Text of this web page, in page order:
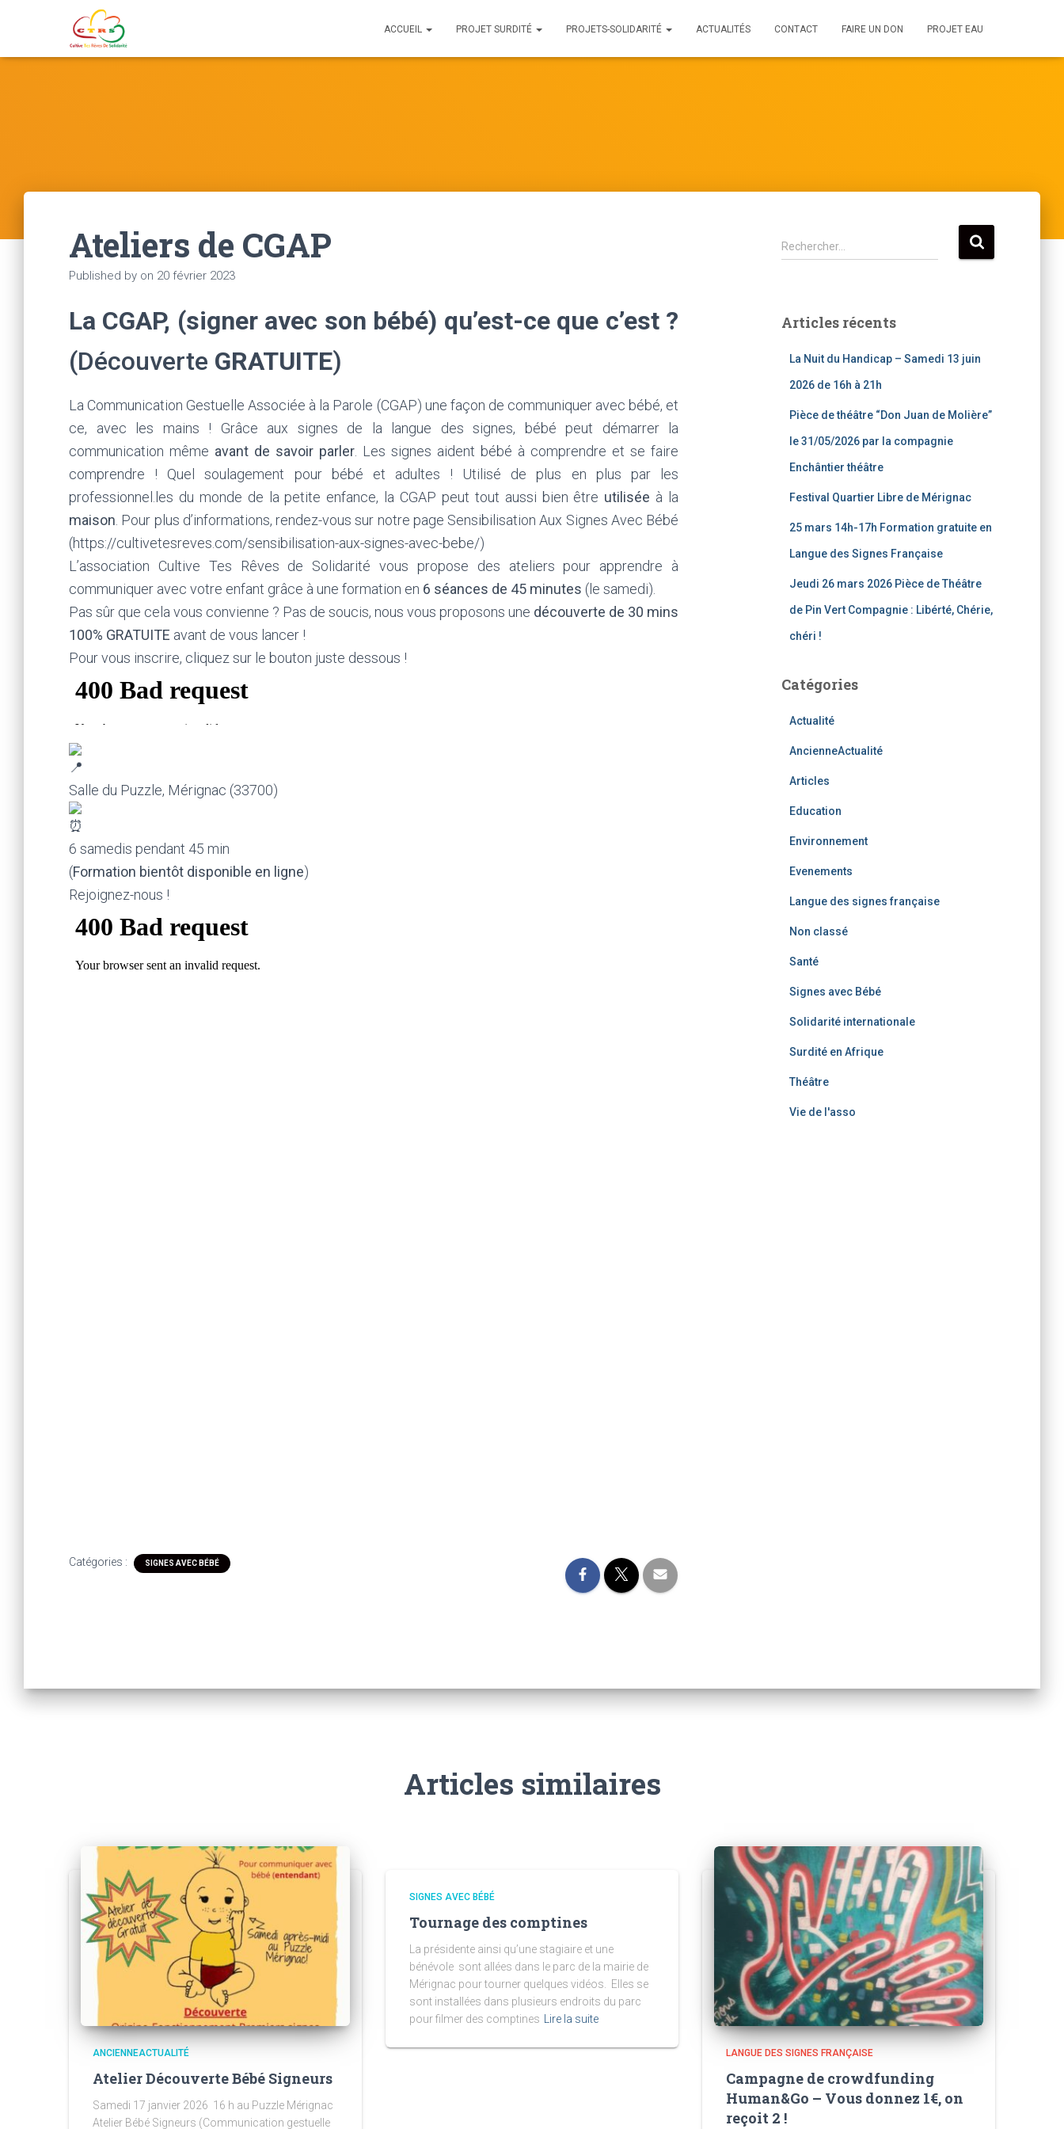
ACCUEIL PROJET SURDITÉ PROJETS-SOLIDARITÉ ACTUALITÉS CONTACT FAIRE UN DON PROJET EAU
Ateliers de CGAP
Published by on 20 février 2023
La CGAP, (signer avec son bébé) qu’est-ce que c’est ?
(Découverte GRATUITE)
La Communication Gestuelle Associée à la Parole (CGAP) une façon de communiquer avec bébé, et
ce, avec les mains ! Grâce aux signes de la langue des signes, bébé peut démarrer la
communication même avant de savoir parler . Les signes aident bébé à comprendre et se faire
comprendre ! Quel soulagement pour bébé et adultes ! Utilisé de plus en plus par les
professionnel.les du monde de la petite enfance, la CGAP peut tout aussi bien être utilisée à la
maison . Pour plus d’informations, rendez-vous sur notre page Sensibilisation Aux Signes Avec Bébé
(https://cultivetesreves.com/sensibilisation-aux-signes-avec-bebe/)
L’association Cultive Tes Rêves de Solidarité vous propose des ateliers pour apprendre à
communiquer avec votre enfant grâce à une formation en 6 séances de 45 minutes (le samedi).
Pas sûr que cela vous convienne ? Pas de soucis, nous vous proposons une découverte de 30 mins
100% GRATUITE avant de vous lancer !
Pour vous inscrire, cliquez sur le bouton juste dessous !
Salle du Puzzle, Mérignac (33700)
6 samedis pendant 45 min
(Formation bientôt disponible en ligne)
Rejoignez-nous !
Catégories : SIGNES AVEC BÉBÉ
R
e
r
Rechercher…
Articles récents
La Nuit du Handicap – Samedi 13 juin
2026 de 16h à 21h
Pièce de théâtre “Don Juan de Molière”
le 31/05/2026 par la compagnie
Enchântier théâtre
Festival Quartier Libre de Mérignac
25 mars 14h-17h Formation gratuite en
Langue des Signes Française
Jeudi 26 mars 2026 Pièce de Théâtre
de Pin Vert Compagnie : Libérté, Chérie,
chéri !
Catégories
Actualité
AncienneActualité
Articles
Education
Environnement
Evenements
Langue des signes française
Non classé
Santé
Signes avec Bébé
Solidarité internationale
Surdité en Afrique
Théâtre
Vie de l'asso
Articles similaires
ANCIENNEACTUALITÉ
Atelier Découverte Bébé Signeurs
Samedi 17 janvier 2026 16 h au Puzzle Mérignac
Atelier Bébé Signeurs (Communication gestuelle
SIGNES AVEC BÉBÉ
Tournage des comptines
La présidente ainsi qu’une stagiaire et une
bénévole sont allées dans le parc de la mairie de
Mérignac pour tourner quelques vidéos. Elles se
sont installées dans plusieurs endroits du parc
pour filmer des comptines
Lire la suite
LANGUE DES SIGNES FRANÇAISE
Campagne de crowdfunding
Human&Go – Vous donnez 1€, on
reçoit 2 !